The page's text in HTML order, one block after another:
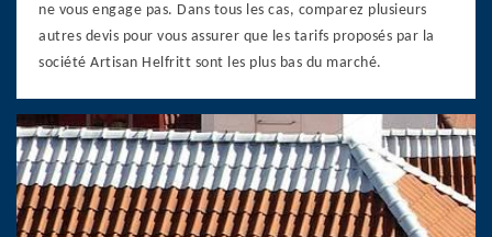
ne vous engage pas. Dans tous les cas, comparez plusieurs
autres devis pour vous assurer que les tarifs proposés par la
société Artisan Helfritt sont les plus bas du marché.